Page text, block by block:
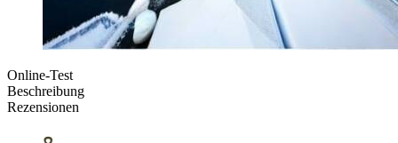
Online-Test
Beschreibung
Rezensionen